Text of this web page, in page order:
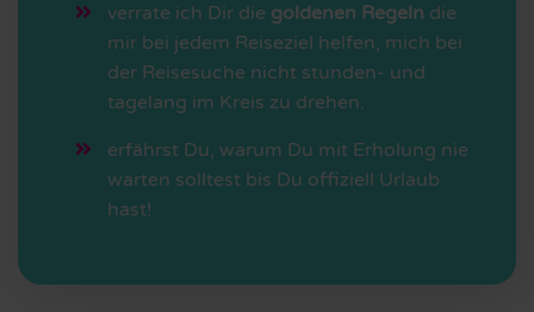
verrate ich Dir die goldenen Regeln die
mir bei jedem Reiseziel helfen, mich bei
der Reisesuche nicht stunden- und
tagelang im Kreis zu drehen.
erfährst Du, warum Du mit Erholung nie
warten solltest bis Du offiziell Urlaub
hast!